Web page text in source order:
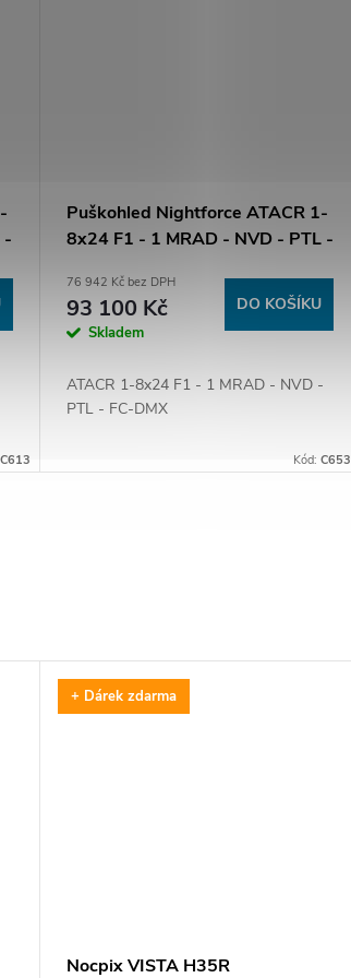
-
C613
Puškohled Nightforce ATACR 1-
8x24 F1 - 1 MRAD - NVD - PTL -
76 942 Kč bez DPH
93 100 Kč
Skladem
DO KOŠÍKU
ATACR 1-8x24 F1 - 1 MRAD - NVD -
PTL - FC-DMX
Kód: C653
+ Dárek zdarma
Nocpix VISTA H35R